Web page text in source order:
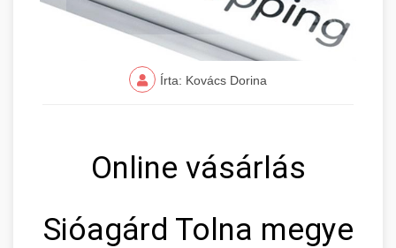
Írta: Kovács Dorina
Online vásárlás
Sióagárd Tolna megye